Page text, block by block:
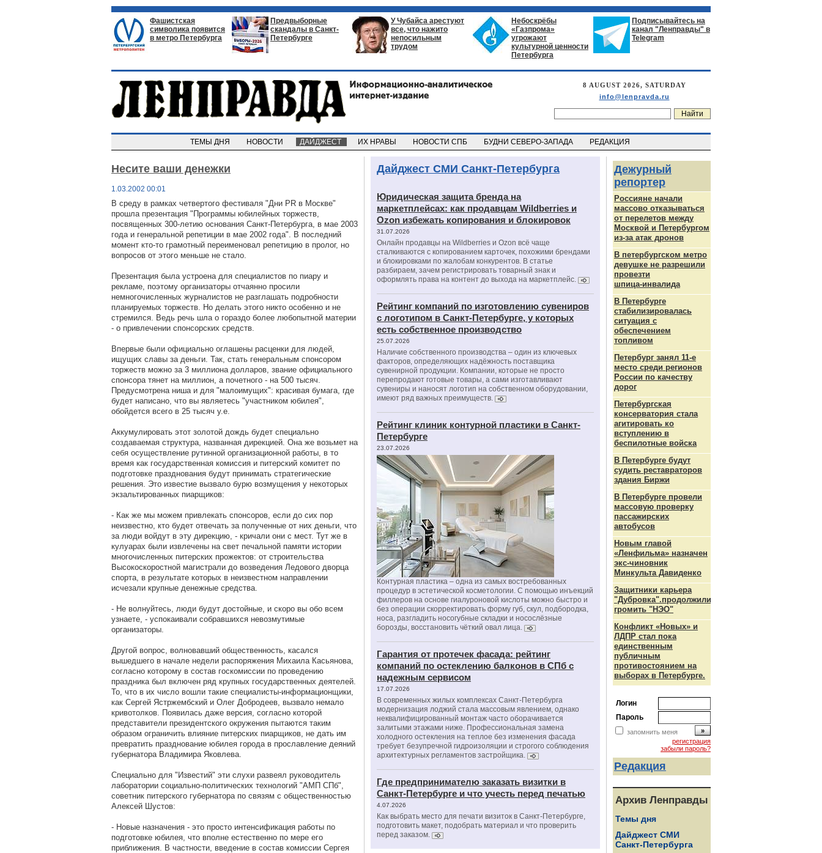
Фашистская
символика появится
в метро Петербурга
Предвыборные
скандалы в Санкт-
Петербурге
У Чубайса арестуют
все, что нажито
непосильным
трудом
Небоскрёбы
«Газпрома»
угрожают
культурной ценности
Петербурга
Подписывайтесь на
канал "Ленправды" в
Telegram
8 AUGUST 2026, SATURDAY
info@lenpravda.ru
ТЕМЫ ДНЯ НОВОСТИ ДАЙДЖЕСТ ИХ НРАВЫ НОВОСТИ СПБ БУДНИ СЕВЕРО-ЗАПАДА РЕДАКЦИЯ
Несите ваши денежки
1.03.2002 00:01
В среду в рамках четвертого фестиваля "Дни PR в Москве"
прошла презентация "Программы юбилейных торжеств,
посвященных 300-летию основания Санкт-Петербурга, в мае 2003
года и генеральной репетиции в мае 2002 года". В последний
момент кто-то грамотный переименовал репетицию в пролог, но
вопросов от этого меньше не стало.
Презентация была устроена для специалистов по пиару и
рекламе, поэтому организаторы отчаянно просили
немногочисленных журналистов не разглашать подробности
планируемых торжеств. Но делать этого никто особенно и не
стремился. Ведь речь шла о гораздо более любопытной материи
- о привлечении спонсорских средств.
Впервые были официально оглашены расценки для людей,
ищущих славы за деньги. Так, стать генеральным спонсором
торжеств можно за 3 миллиона долларов, звание официального
спонсора тянет на миллион, а почетного - на 500 тысяч.
Предусмотрена ниша и для "малоимущих": красивая бумага, где
будет написано, что вы являетесь "участником юбилея",
обойдется всего в 25 тысяч у.е.
Аккумулировать этот золотой дождь будет специально
создаваемая структура, названная дирекцией. Она же возьмет на
себя осуществление рутинной организационной работы, в то
время как государственная комиссия и питерский комитет по
подготовке празднования будут принимать стратегические
решения. Это известие вызвало бурю возмущения у некоторых
экзальтированных пиарщиков:
- Как же мы можем привлекать спонсоров, если до сих пор
неизвестно, кто будет отвечать за полученные от них деньги, что
за люди войдут в эту дирекцию, - кричали они с мест. Тут же в
кулуарах были извлечены на свет печальной памяти истории
многочисленных питерских прожектов: от строительства
Высокоскоростной магистрали до возведения Ледового дворца
спорта, в результате которых в неизвестном направлении
исчезали крупные денежные средства.
- Не волнуйтесь, люди будут достойные, и скоро вы обо всем
узнаете, - успокаивали собравшихся невозмутимые
организаторы.
Другой вопрос, волновавший общественность, касался
вышедшего в начале недели распоряжения Михаила Касьянова,
согласно которому в состав госкомиссии по проведению
праздника был включен ряд крупных государственных деятелей.
То, что в их число вошли такие специалисты-информационщики,
как Сергей Ястржембский и Олег Добродеев, вызвало немало
кривотолков. Появилась даже версия, согласно которой
представители президентского окружения пытаются таким
образом ограничить влияние питерских пиарщиков, не дать им
превратить празднование юбилея города в прославление деяний
губернатора Владимира Яковлева.
Специально для "Известий" эти слухи развеял руководитель
лаборатории социально-политических технологий "АМП СПб",
советник питерского губернатора по связям с общественностью
Алексей Шустов:
- Новые назначения - это просто интенсификация работы по
подготовке юбилея, что вполне естественно по мере его
приближения. В частности, введение в состав комиссии Сергея
Дайджест СМИ Санкт-Петербурга
Юридическая защита бренда на
маркетплейсах: как продавцам Wildberries и
Ozon избежать копирования и блокировок
31.07.2026
Онлайн продавцы на Wildberries и Ozon всё чаще
сталкиваются с копированием карточек, похожими брендами
и блокировками по жалобам конкурентов. В статье
разбираем, зачем регистрировать товарный знак и
оформлять права на контент до выхода на маркетплейс.
Рейтинг компаний по изготовлению сувениров
с логотипом в Санкт-Петербурге, у которых
есть собственное производство
25.07.2026
Наличие собственного производства – один из ключевых
факторов, определяющих надёжность поставщика
сувенирной продукции. Компании, которые не просто
перепродают готовые товары, а сами изготавливают
сувениры и наносят логотип на собственном оборудовании,
имеют ряд важных преимуществ.
Рейтинг клиник контурной пластики в Санкт-
Петербурге
23.07.2026
Контурная пластика – одна из самых востребованных
процедур в эстетической косметологии. С помощью инъекций
филлеров на основе гиалуроновой кислоты можно быстро и
без операции скорректировать форму губ, скул, подбородка,
носа, разгладить носогубные складки и носослёзные
борозды, восстановить чёткий овал лица.
Гарантия от протечек фасада: рейтинг
компаний по остеклению балконов в СПб с
надежным сервисом
17.07.2026
В современных жилых комплексах Санкт-Петербурга
модернизация лоджий стала массовым явлением, однако
неквалифицированный монтаж часто оборачивается
залитыми этажами ниже. Профессиональная замена
холодного остекления на теплое без изменения фасада
требует безупречной гидроизоляции и строгого соблюдения
архитектурных регламентов застройщика.
Где предпринимателю заказать визитки в
Санкт-Петербурге и что учесть перед печатью
4.07.2026
Как выбрать место для печати визиток в Санкт-Петербурге,
подготовить макет, подобрать материал и что проверить
перед заказом.
Дежурный
репортер
Россияне начали
массово отказываться
от перелетов между
Москвой и Петербургом
из-за атак дронов
В петербургском метро
девушке не разрешили
провезти
шпица‑инвалида
В Петербурге
стабилизировалась
ситуация с
обеспечением
топливом
Петербург занял 11-е
место среди регионов
России по качеству
дорог
Петербургская
консерватория стала
агитировать ко
вступлению в
беспилотные войска
В Петербурге будут
судить реставраторов
здания Биржи
В Петербурге провели
массовую проверку
пассажирских
автобусов
Новым главой
«Ленфильма» назначен
экс-чиновник
Минкульта Давиденко
Защитники карьера
"Дубровка".продолжили
громить "НЭО"
Конфликт «Новых» и
ЛДПР стал пока
единственным
публичным
противостоянием на
выборах в Петербурге.
Логин
Пароль
запомнить меня
регистрация
забыли пароль?
Редакция
Архив Ленправды
Темы дня
Дайджест СМИ
Санкт-Петербурга